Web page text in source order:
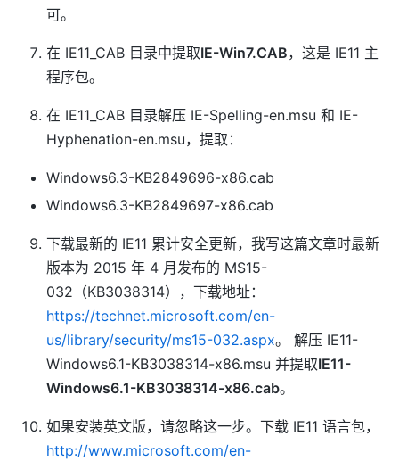
可。
在 IE11_CAB 目录中提取IE-Win7.CAB，这是 IE11 主
程序包。
在 IE11_CAB 目录解压 IE-Spelling-en.msu 和 IE-
Hyphenation-en.msu，提取：
Windows6.3-KB2849696-x86.cab
Windows6.3-KB2849697-x86.cab
下载最新的 IE11 累计安全更新，我写这篇文章时最新
版本为 2015 年 4 月发布的 MS15-
032（KB3038314），下载地址：
https://technet.microsoft.com/en-
us/library/security/ms15-032.aspx。 解压 IE11-
Windows6.1-KB3038314-x86.msu 并提取IE11-
Windows6.1-KB3038314-x86.cab。
如果安装英文版，请忽略这一步。下载 IE11 语言包，
http://www.microsoft.com/en-